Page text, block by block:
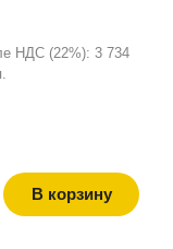
НДС (22%): 3 734
В корзину